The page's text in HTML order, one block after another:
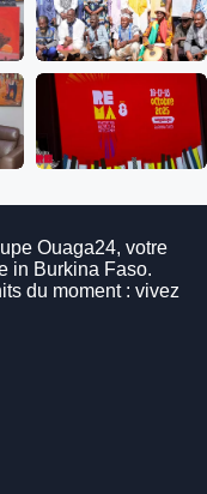
Ouaga24, votre
in Burkina Faso.
du moment : vivez